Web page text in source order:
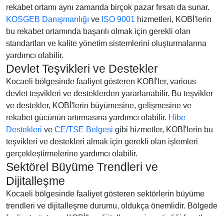
rekabet ortamı aynı zamanda birçok pazar fırsatı da sunar.
KOSGEB Danışmanlığı ve ISO 9001 hizmetleri, KOBİ'lerin
bu rekabet ortamında başarılı olmak için gerekli olan
standartları ve kalite yönetim sistemlerini oluşturmalarına
yardımcı olabilir.
Devlet Teşvikleri ve Destekler
Kocaeli bölgesinde faaliyet gösteren KOBİ'ler, various
devlet teşvikleri ve desteklerden yararlanabilir. Bu teşvikler
ve destekler, KOBİ'lerin büyümesine, gelişmesine ve
rekabet gücünün artırmasına yardımcı olabilir. Hibe
Destekleri ve CE/TSE Belgesi gibi hizmetler, KOBİ'lerin bu
teşvikleri ve destekleri almak için gerekli olan işlemleri
gerçekleştirmelerine yardımcı olabilir.
Sektörel Büyüme Trendleri ve
Dijitalleşme
Kocaeli bölgesinde faaliyet gösteren sektörlerin büyüme
trendleri ve dijitalleşme durumu, oldukça önemlidir. Bölgede